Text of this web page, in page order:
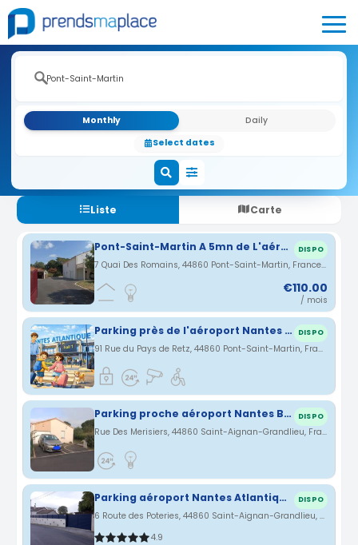
Monthly
Daily
Select dates
Liste Carte
Pont-Saint-Martin A 5mn de L'aéroport DISPO
7 Quai Des Romains, 44860 Pont-Saint-Martin, France · 1.17 km
€110.00
/ mois
Parking près de l'aéroport Nantes Atlantique DISPO
91 Rue du Pays de Retz, 44860 Pont-Saint-Martin, France · 1.46 km
Parking proche aéroport Nantes Bouguenais DISPO
Rue Des Merisiers, 44860 Saint-Aignan-Grandlieu, France · 2.59 km
Parking aéroport Nantes Atlantique St Aignan Grandlieu (44) DISPO
6 Route des Poteries, 44860 Saint-Aignan-Grandlieu, France · 2.65 km
4.9